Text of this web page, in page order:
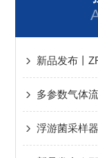
新品发布丨
多参数气体
浮游菌采样